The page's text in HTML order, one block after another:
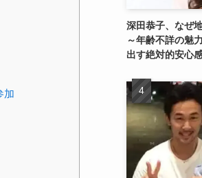
加
深田恭子、なぜ
～年齢不詳の魅
出す絶対的安心